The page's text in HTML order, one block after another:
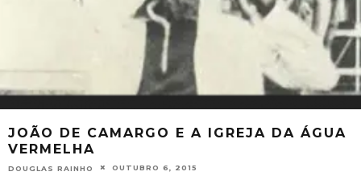
JOÃO DE CAMARGO E A IGREJA DA ÁGUA
VERMELHA
DOUGLAS RAINHO OUTUBRO 6, 2015